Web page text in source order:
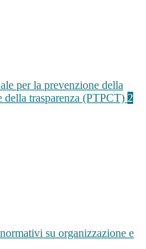
per la prevenzione della
della trasparenza (PTPCT) 2
su organizzazione e